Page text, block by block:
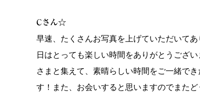
Cさん☆
早速、たくさんお写真を上げていただいて
日はとっても楽しい時間をありがとうござ
さまと集えて、素晴らしい時間をご一緒で
す！また、お会いすると思いますのでまた